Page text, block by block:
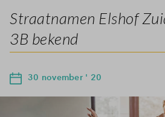
Straatnamen Elshof
3B bekend
30 november ' 20